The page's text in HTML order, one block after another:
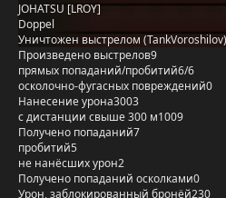
JOHATSU [LROY]
Doppel
Уничтожен выстрелом (TankVoroshilov)
Произведено выстрелов9
прямых попаданий/пробитий6/6
осколочно-фугасных повреждений0
Нанесение урона3003
с дистанции свыше 300 м1009
Получено попаданий7
пробитий5
не нанёсших урон2
Получено попаданий осколками0
Урон, заблокированный бронёй230